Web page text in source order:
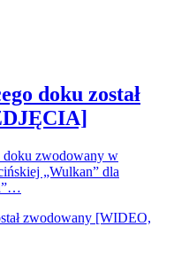
doku został
doku zwodowany w
„Wulkan” dla